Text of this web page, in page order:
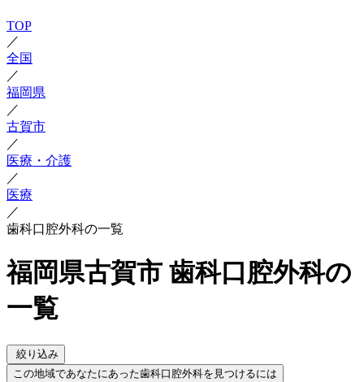
TOP
／
全国
／
福岡県
／
古賀市
／
医療・介護
／
医療
／
歯科口腔外科の一覧
福岡県古賀市 歯科口腔外科の
一覧
絞り込み
この地域であなたにあった歯科口腔外科を見つけるには